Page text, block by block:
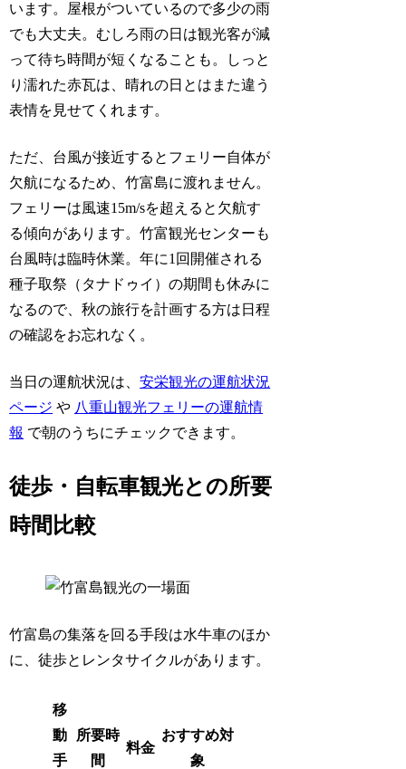
います。屋根がついているので多少の雨
でも大丈夫。むしろ雨の日は観光客が減
って待ち時間が短くなることも。しっと
り濡れた赤瓦は、晴れの日とはまた違う
表情を見せてくれます。
ただ、台風が接近するとフェリー自体が
欠航になるため、竹富島に渡れません。
フェリーは風速15m/sを超えると欠航す
る傾向があります。竹富観光センターも
台風時は臨時休業。年に1回開催される
種子取祭（タナドゥイ）の期間も休みに
なるので、秋の旅行を計画する方は日程
の確認をお忘れなく。
当日の運航状況は、安栄観光の運航状況
ページ や 八重山観光フェリーの運航情
報 で朝のうちにチェックできます。
徒歩・自転車観光との所要
時間比較
竹富島の集落を回る手段は水牛車のほか
に、徒歩とレンタサイクルがあります。
移
動
手
所要時
間
料金
おすすめ対
象